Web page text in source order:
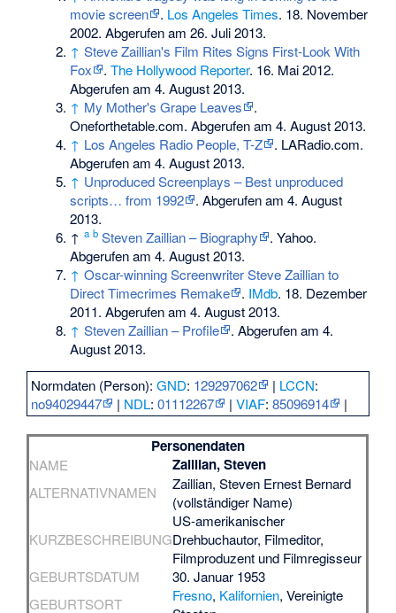
movie screen
. Los Angeles Times. 18. November
2002. Abgerufen am 26. Juli 2013.
↑ Steve Zaillian's Film Rites Signs First-Look With
Fox
.The Hollywood Reporter. 16. Mai 2012.
Abgerufen am 4. August 2013.
↑ My Mother's Grape Leaves
.
Oneforthetable.com. Abgerufen am 4. August 2013.
↑ Los Angeles Radio People, T-Z
. LARadio.com.
Abgerufen am 4. August 2013.
↑ Unproduced Screenplays – Best unproduced
scripts… from 1992
. Abgerufen am 4. August
2013.
↑a b Steven Zaillian – Biography
. Yahoo.
Abgerufen am 4. August 2013.
↑ Oscar-winning Screenwriter Steve Zaillian to
Direct Timecrimes Remake
. IMdb. 18. Dezember
2011. Abgerufen am 4. August 2013.
↑ Steven Zaillian – Profile
. Abgerufen am 4.
August 2013.
Normdaten (Person):GND: 129297062 | LCCN:
no94029447
| NDL:01112267 |VIAF:85096914 |
Personendaten
NAME Zaillian, Steven
ALTERNATIVNAMEN
Zaillian, Steven Ernest Bernard
(vollständiger Name)
KURZBESCHREIBUNG
US-amerikanischer
Drehbuchautor, Filmeditor,
Filmproduzent und Filmregisseur
GEBURTSDATUM
30. Januar 1953
GEBURTSORT
Fresno, Kalifornien, Vereinigte